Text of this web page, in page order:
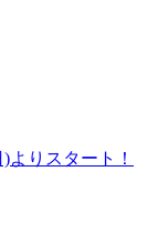
よりスタート！